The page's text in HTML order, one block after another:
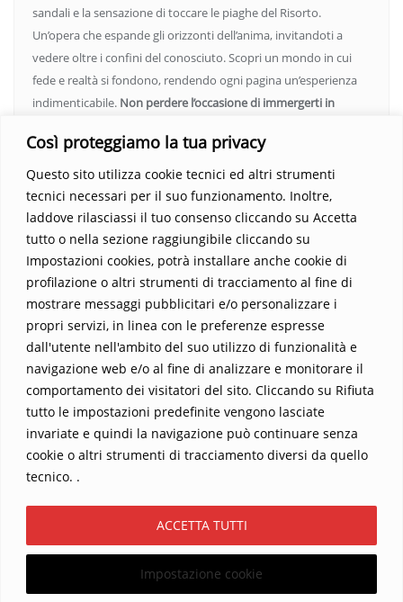
Così proteggiamo la tua privacy
Questo sito utilizza cookie tecnici ed altri strumenti
tecnici necessari per il suo funzionamento. Inoltre,
laddove rilasciassi il tuo consenso cliccando su Accetta
tutto o nella sezione raggiungibile cliccando su
Impostazioni cookies, potrà installare anche cookie di
profilazione o altri strumenti di tracciamento al fine di
mostrare messaggi pubblicitari e/o personalizzare i
propri servizi, in linea con le preferenze espresse
dall'utente nell'ambito del suo utilizzo di funzionalità e
navigazione web e/o al fine di analizzare e monitorare il
comportamento dei visitatori del sito. Cliccando su Rifiuta
tutto le impostazioni predefinite vengono lasciate
invariate e quindi la navigazione può continuare senza
cookie o altri strumenti di tracciamento diversi da quello
tecnico. .
Impostazione cookie
ACCETTA TUTTI
sandali e la sensazione di toccare le piaghe del Risorto.
Un’opera che espande gli orizzonti dell’anima, invitandoti a
vedere oltre i confini del conosciuto. Scopri un mondo in cui
fede e realtà si fondono, rendendo ogni pagina un’esperienza
indimenticabile. Non perdere l’occasione di immergerti in
Parola trasformi la tua vita.
Home Contatti
Sostieni La Buona Parola – dona 5 €, 10 €, 25 €… il tuo contributo
conta
Chi sono? Alessandro Ginotta, scrittore
I viaggi dell’anima
Catechesi
Copyright ©2026 La buona Parola . All rights reserved.
WordPress &Designed by